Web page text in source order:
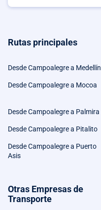
Rutas principales
Desde Campoalegre a Medellín
Desde Campoalegre a Mocoa
Desde Campoalegre a Palmira
Desde Campoalegre a Pitalito
Desde Campoalegre a Puerto
Asis
Otras Empresas de
Transporte